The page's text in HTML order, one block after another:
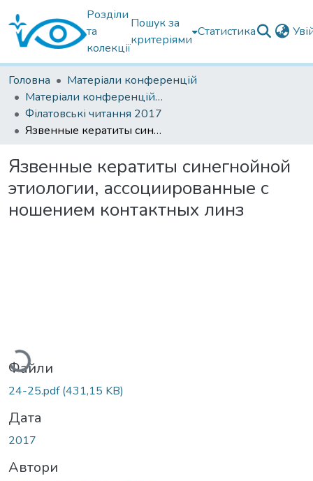
Розділи
та
колекції
Пошук за
критеріями
Статистика
Головна
Матеріали конференцій
Матеріали конференцій Інституту Філатова
Філатовські читання 2017
Язвенные кератиты синегнойной этиологии, ассоциированные с ношением контактных линз
Язвенные кератиты синегнойной
этиологии, ассоциированные с
ношением контактных линз
Вантажиться...
Файли
24-25.pdf(431,15 KB)
Дата
2017
Автори